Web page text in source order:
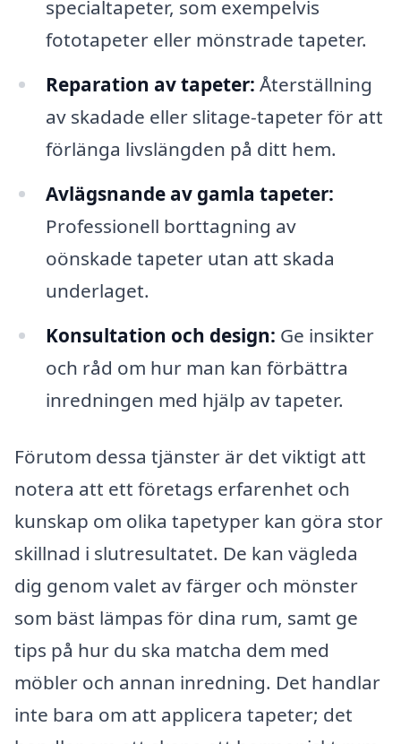
specialtapeter, som exempelvis
fototapeter eller mönstrade tapeter.
Reparation av tapeter: Återställning
av skadade eller slitage-tapeter för att
förlänga livslängden på ditt hem.
Avlägsnande av gamla tapeter:
Professionell borttagning av
oönskade tapeter utan att skada
underlaget.
Konsultation och design: Ge insikter
och råd om hur man kan förbättra
inredningen med hjälp av tapeter.
Förutom dessa tjänster är det viktigt att
notera att ett företags erfarenhet och
kunskap om olika tapetyper kan göra stor
skillnad i slutresultatet. De kan vägleda
dig genom valet av färger och mönster
som bäst lämpas för dina rum, samt ge
tips på hur du ska matcha dem med
möbler och annan inredning. Det handlar
inte bara om att applicera tapeter; det